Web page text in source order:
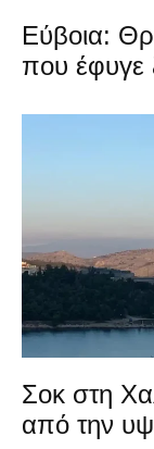
Εύβοια:
που έφυγε
Σοκ στη
από την